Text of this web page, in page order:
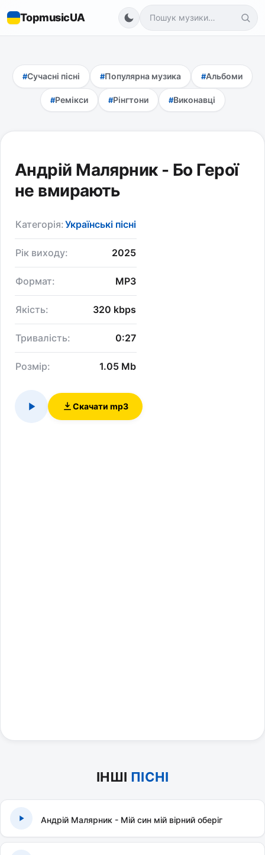
TopmusicUA
Сучасні пісні Популярна музика Альбоми
Ремікси Рінгтони Виконавці
Андрій Малярник - Бо Герої
не вмирають
Категорія:Українські пісні
Рік виходу: 2025
Формат: MP3
Якість: 320 kbps
Тривалість: 0:27
Розмір: 1.05 Mb
Скачати mp3
ІНШІ ПІСНІ
Андрій Малярник - Мій син мій вірний оберіг